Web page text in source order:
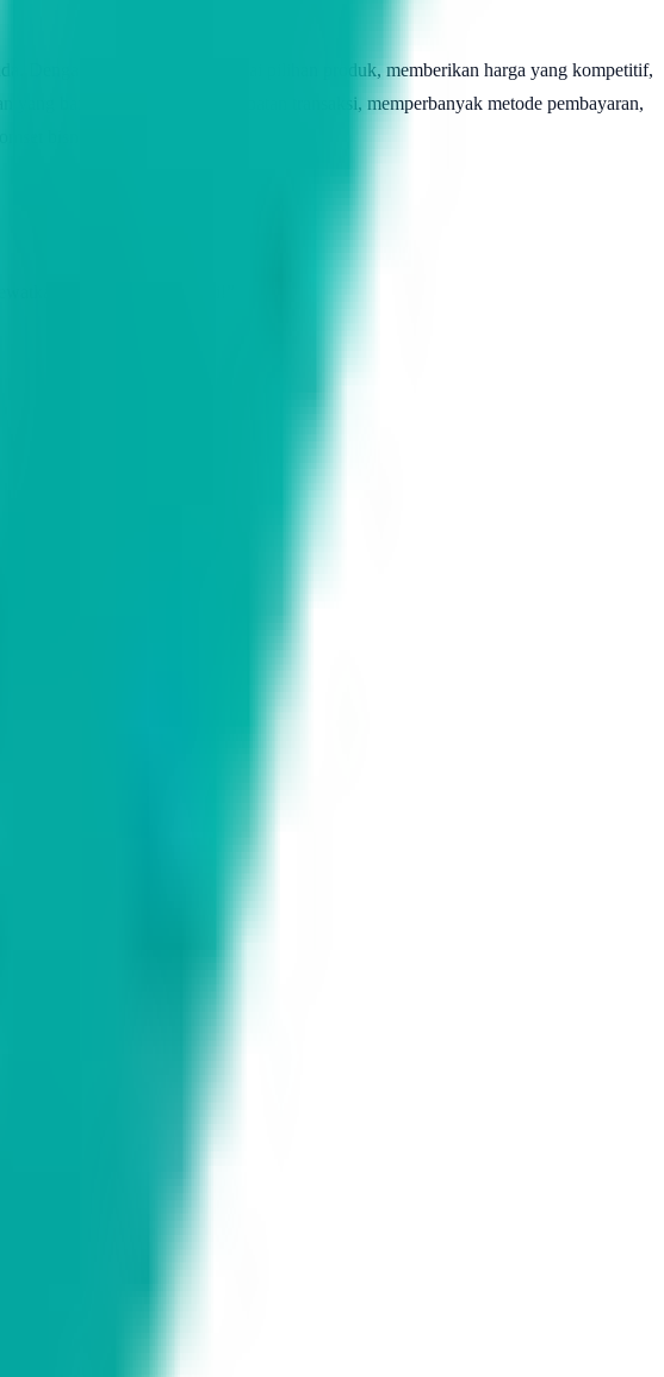
Dengan menyediakan berbagai pilihan produk, memberikan harga yang kompetitif,
baik, meningkatkan kecepatan transaksi, memperbanyak metode pembayaran,
bisnis Anda.
kesempatan emas ini!”